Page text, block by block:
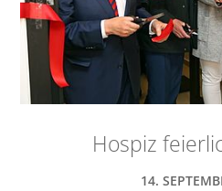
Hospiz
14.